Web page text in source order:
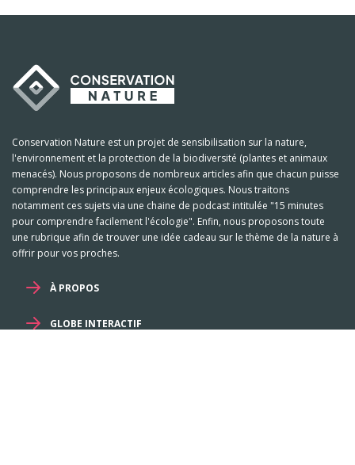
Conservation Nature est un projet de sensibilisation sur la nature,
l'environnement et la protection de la biodiversité (plantes et animaux
menacés). Nous proposons de nombreux articles afin que chacun puisse
comprendre les principaux enjeux écologiques. Nous traitons
notamment ces sujets via une chaine de podcast intitulée "15 minutes
pour comprendre facilement l'écologie". Enfin, nous proposons toute
une rubrique afin de trouver une idée cadeau sur le thème de la nature à
offrir pour vos proches.
À PROPOS
GLOBE INTERACTIF